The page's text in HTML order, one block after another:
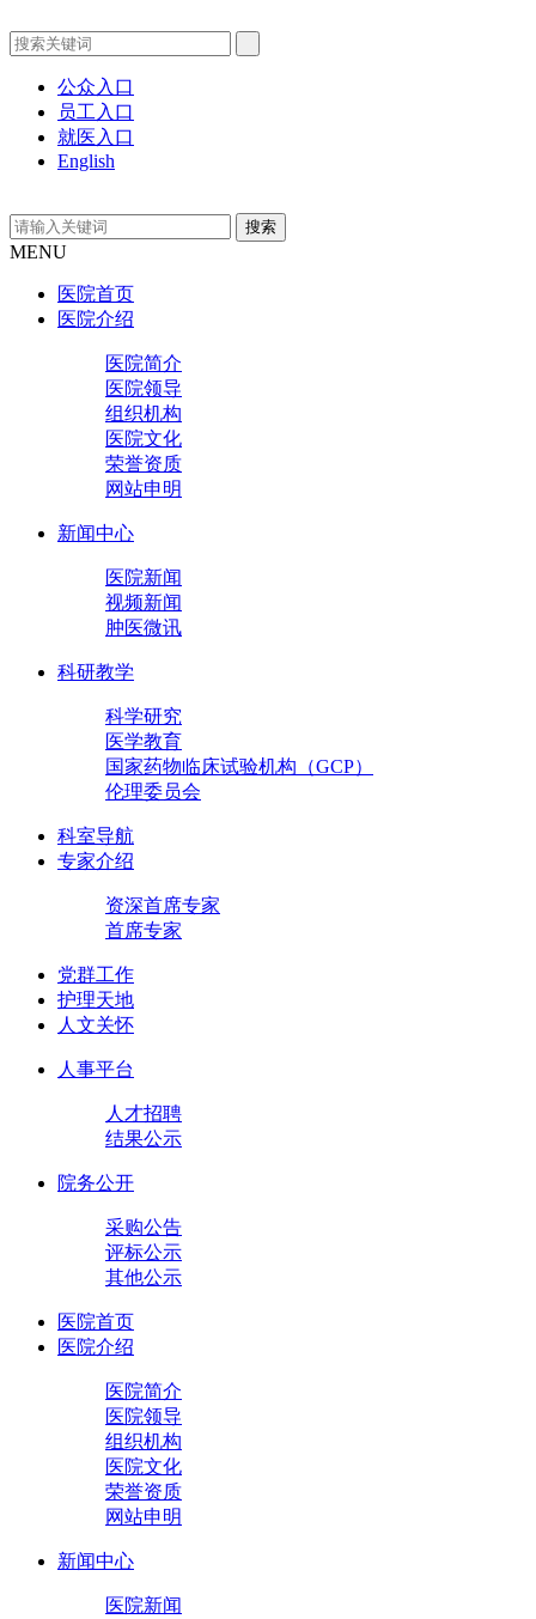
公众入口
员工入口
就医入口
English
MENU
医院首页
医院介绍
医院简介
医院领导
组织机构
医院文化
荣誉资质
网站申明
新闻中心
医院新闻
视频新闻
肿医微讯
科研教学
科学研究
医学教育
国家药物临床试验机构（GCP）
伦理委员会
科室导航
专家介绍
资深首席专家
首席专家
党群工作
护理天地
人文关怀
人事平台
人才招聘
结果公示
院务公开
采购公告
评标公示
其他公示
医院首页
医院介绍
医院简介
医院领导
组织机构
医院文化
荣誉资质
网站申明
新闻中心
医院新闻